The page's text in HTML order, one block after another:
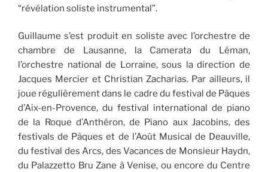
“révélation soliste instrumental”.
Guillaume s’est produit en soliste avec l’orchestre de
chambre de Lausanne, la Camerata du Léman,
l’orchestre national de Lorraine, sous la direction de
Jacques Mercier et Christian Zacharias. Par ailleurs, il
joue régulièrement dans le cadre du festival de Pâques
d’Aix-en-Provence, du festival international de piano
de la Roque d’Anthéron, de Piano aux Jacobins, des
festivals de Pâques et de l’Août Musical de Deauville,
du festival des Arcs, des Vacances de Monsieur Haydn,
du Palazzetto Bru Zane à Venise, ou encore du Centre